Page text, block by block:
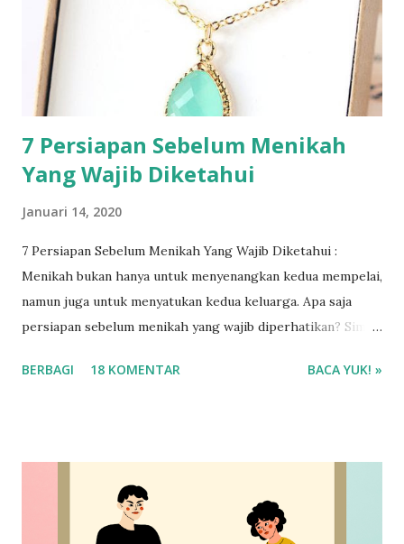
7 Persiapan Sebelum Menikah
Yang Wajib Diketahui
Januari 14, 2020
7 Persiapan Sebelum Menikah Yang Wajib Diketahui :
Menikah bukan hanya untuk menyenangkan kedua mempelai,
namun juga untuk menyatukan kedua keluarga. Apa saja
persiapan sebelum menikah yang wajib diperhatikan? Simak
BERBAGI 18 KOMENTAR BACA YUK! »